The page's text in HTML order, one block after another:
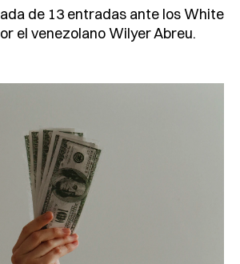
de 13 entradas ante los White
el venezolano Wilyer Abreu.